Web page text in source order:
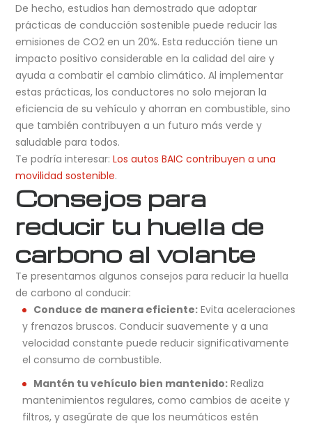
De hecho, estudios han demostrado que adoptar
prácticas de conducción sostenible puede reducir las
emisiones de CO2 en un 20%. Esta reducción tiene un
impacto positivo considerable en la calidad del aire y
ayuda a combatir el cambio climático. Al implementar
estas prácticas, los conductores no solo mejoran la
eficiencia de su vehículo y ahorran en combustible, sino
que también contribuyen a un futuro más verde y
saludable para todos.
Te podría interesar:Los autos BAIC contribuyen a una
movilidad sostenible.
Consejos para
reducir tu huella de
carbono al volante
Te presentamos algunos consejos para reducir la huella
de carbono al conducir:
Conduce de manera eficiente: Evita aceleraciones
y frenazos bruscos. Conducir suavemente y a una
velocidad constante puede reducir significativamente
el consumo de combustible.
Mantén tu vehículo bien mantenido: Realiza
mantenimientos regulares, como cambios de aceite y
filtros, y asegúrate de que los neumáticos estén